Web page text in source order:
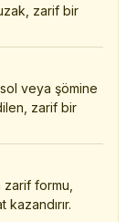
zarif bir
veya şömine
zarif bir
formu,